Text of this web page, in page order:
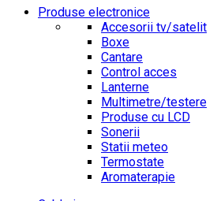
Produse electronice
Accesorii tv/satelit
Boxe
Cantare
Control acces
Lanterne
Multimetre/testere
Produse cu LCD
Sonerii
Statii meteo
Termostate
Aromaterapie